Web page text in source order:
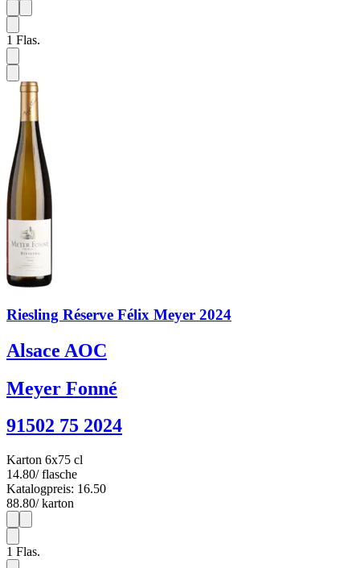
1
1 Flas.
Riesling Réserve Félix Meyer 2024
Alsace AOC
Meyer Fonné
91502 75 2024
Karton 6x75 cl
14.80/ flasche
Katalogpreis: 16.50
88.80/ karton
1
1 Flas.